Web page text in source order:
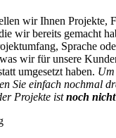
wir Ihnen Projekte,
wir bereits gemacht
Sprache
wir für unsere
umgesetzt haben.
Sie einfach nochmal
Projekte istnoch